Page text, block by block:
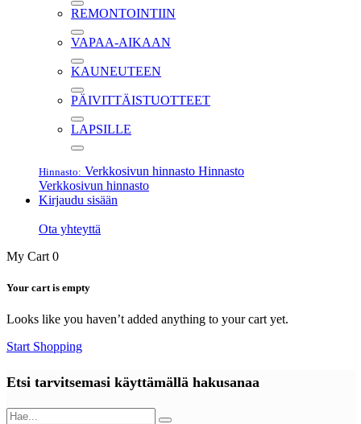
REMONTOINTIIN
VAPAA-AIKAAN
KAUNEUTEEN
PÄIVITTÄISTUOTTEET
LAPSILLE
Hinnasto: Verkkosivun hinnasto Hinnasto
Verkkosivun hinnasto
Kirjaudu sisään
Ota yhteyttä
My Cart 0
Your cart is empty
Looks like you haven’t added anything to your cart yet.
Start Shopping
Etsi tarvitsemasi käyttämällä hakusanaa